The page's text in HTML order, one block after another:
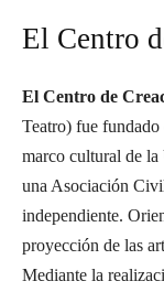
El Centro
El Centro de
Teatro) fue fundado
marco cultural de
una Asociación
independiente.
proyección de las
Mediante la